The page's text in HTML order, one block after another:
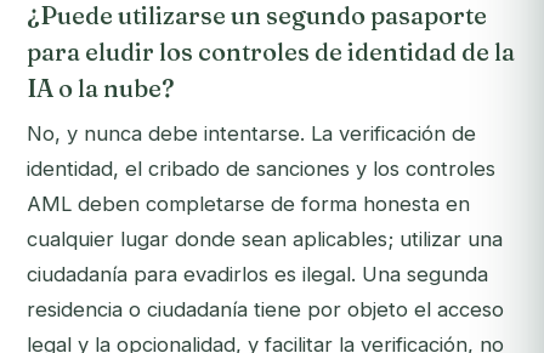
¿Puede utilizarse un segundo pasaporte
para eludir los controles de identidad de la
IA o la nube?
No, y nunca debe intentarse. La verificación de
identidad, el cribado de sanciones y los controles
AML deben completarse de forma honesta en
cualquier lugar donde sean aplicables; utilizar una
ciudadanía para evadirlos es ilegal. Una segunda
residencia o ciudadanía tiene por objeto el acceso
legal y la opcionalidad, y facilitar la verificación, no